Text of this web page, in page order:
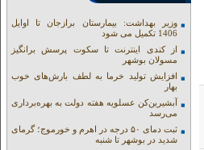
وزیر بهداشت: بیمارستان برازجان تا اوایل
1406 تکمیل می شود
از کندی اینترنت تا سکوت پرسش برانگیز
مسولان بوشهر
افزایش تولید خرما به لطف بارش‌های خوب
بهار
آبشیرین‌کن عسلویه هفته دولت به بهره‌برداری
می‌رسد
ثبت دمای ۵۰ درجه در اهرم و خورموج؛ گرمای
شدید در بوشهر تا شنبه